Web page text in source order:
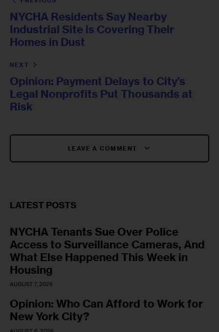
NYCHA Residents Say Nearby
Industrial Site is Covering Their
Homes in Dust
NEXT
Opinion: Payment Delays to City’s
Legal Nonprofits Put Thousands at
Risk
LEAVE A COMMENT
LATEST POSTS
NYCHA Tenants Sue Over Police
Access to Surveillance Cameras, And
What Else Happened This Week in
Housing
AUGUST 7, 2026
Opinion: Who Can Afford to Work for
New York City?